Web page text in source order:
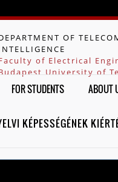
OF
of Electrical
University of
FOR STUDENTS ABOUT
KÉPESSÉGÉNEK